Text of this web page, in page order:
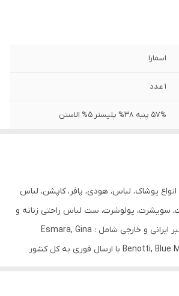
اسمارا
1 عدد
57% پنبه 38% پلیستر 5% الاستن
روزانه
انواع پوشاک، لباس، هودی، پافر، کاپشن، لباس
سویشرت، پولوشرت، ست لباس راحتی زنانه و
دخترانه از برندهای معتبر ایرانی و خارجی شامل : Esmara, Gina
Benotti, Blue Motion, Leverge, Crivit با ارسال فوری به کل کشور